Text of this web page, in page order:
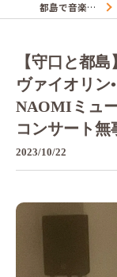
都島で音楽教室ならNAOMIミュージックスクール
【守口と都
ヴァイオリン
NAOMIミュ
コンサート無
2023/10/22